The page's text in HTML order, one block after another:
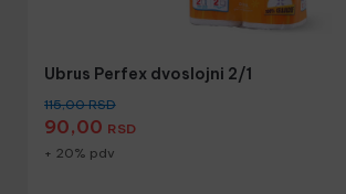
Ubrus Perfex dvoslojni 2/1
115,00RSD
90,00 RSD
+ 20% pdv